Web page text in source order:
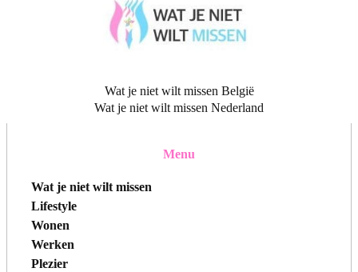
Wat je niet wilt missen België
Wat je niet wilt missen Nederland
Menu
Wat je niet wilt missen
Lifestyle
Wonen
Werken
Plezier